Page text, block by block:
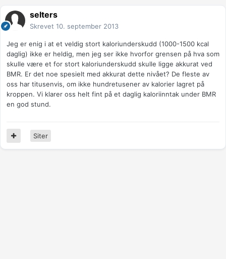
selters
Skrevet 10. september 2013
Jeg er enig i at et veldig stort kaloriunderskudd (1000-1500 kcal
daglig) ikke er heldig, men jeg ser ikke hvorfor grensen på hva som
skulle være et for stort kaloriunderskudd skulle ligge akkurat ved
BMR. Er det noe spesielt med akkurat dette nivået? De fleste av
oss har titusenvis, om ikke hundretusener av kalorier lagret på
kroppen. Vi klarer oss helt fint på et daglig kaloriinntak under BMR
en god stund.
Siter